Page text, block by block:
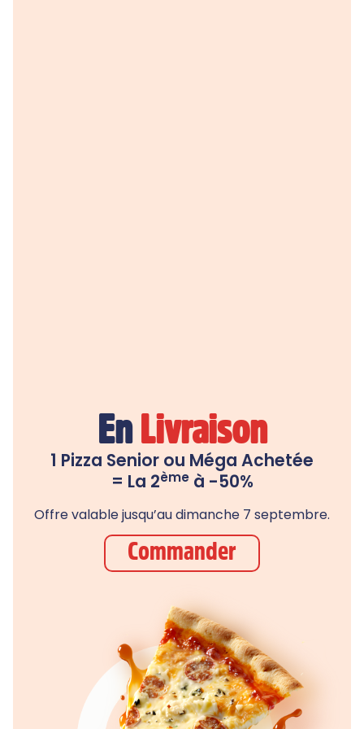
En Livraison
1 Pizza Senior ou Méga Achetée
= La 2èmeà -50%
Offre valable jusqu’au dimanche 7 septembre.
Commander